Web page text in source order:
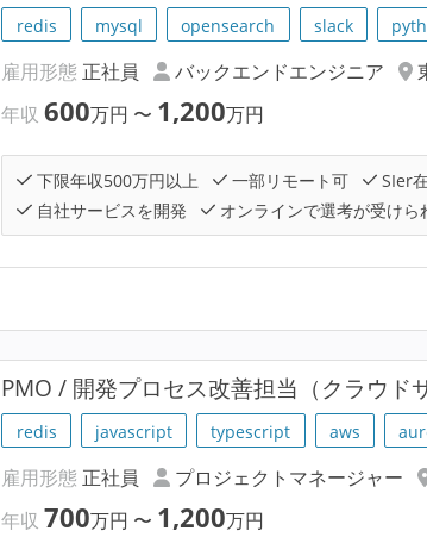
redis mysql opensearch slack
雇用形態 正社員 バックエンドエンジニア
年収600万円 〜 1,200万円
下限年収500万円以上 一部リモート可 SIer
自社サービスを開発
オンラインで選考が受けら
PMO / 開発プロセス改善担当（クラウド
redis javascript typescript aws
雇用形態 正社員 プロジェクトマネージャー
年収700万円 〜 1,200万円